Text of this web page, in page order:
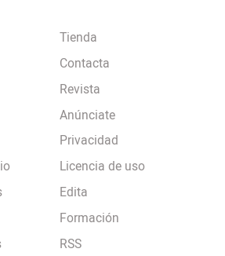
Tienda
Contacta
Revista
Anúnciate
Privacidad
Licencia de uso
Edita
Formación
RSS